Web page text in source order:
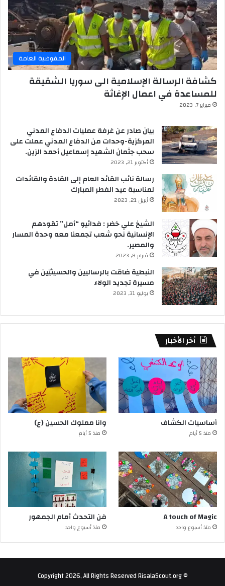
المفوضية العامة
كشافة الرسالة الإسلامية الى سوريا الشقيقة
للمساعدة في اعمال الإغاثة
فبراير 7, 2023
بيان صادر عن غرفة عمليات الدفاع المدني
المركزية-وحدات من الدفاع المدني عملت على
سحب جثمان الشهيد إسماعيل أحمد الزين.
أكتوبر 21, 2023
رسالة نائب القائد العام إلى القادة والقائدات
لمناسبة عيد الفطر المبارك
أبريل 21, 2023
الشيخ علي خضر : فدائيو “أمل” تقودهم
الإنسانية نحو شعب تجمعنا معه وحدة المسار
والمصير.
فبراير 8, 2023
النبطية ضاقت بالرساليين والحسينيّين في
مسيرة تجديد الولاء
يوليو 31, 2023
أخر الأخبار
أساسيات الكشاف
منذ 5 أيام
وانا مملوك الحسين (ع)
منذ 5 أيام
A touch of Magic
منذ أسبوع واحد
فن التحدث أمام الجمهور
منذ أسبوع واحد
© Copyright 2026, All Rights Reserved RisalaScout.org